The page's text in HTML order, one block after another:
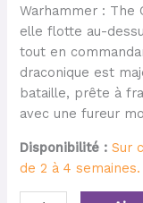
Warhammer : The
elle flotte au-
tout en
draconique est
bataille, prête à
avec une fureur
Disponibilité : Sur
de 2 à 4 semaines.